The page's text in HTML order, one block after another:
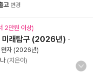
고 변경
2만원 이상)
미래탐구 (2026년) -
완자 (2026년)
(지은이)